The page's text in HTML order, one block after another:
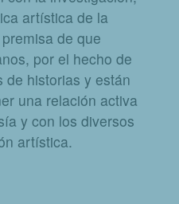
artística de la
de que
por el hecho de
de historias y están
una relación activa
y con los diversos
artística.